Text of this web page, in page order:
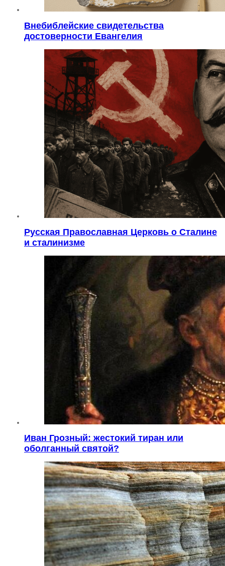
Внебиблейские свидетельства
достоверности Евангелия
Русская Православная Церковь о Сталине
и сталинизме
Иван Грозный: жестокий тиран или
оболганный святой?